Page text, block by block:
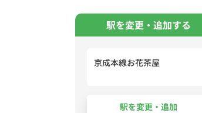
駅を変更・追加する
京成本線お花茶屋